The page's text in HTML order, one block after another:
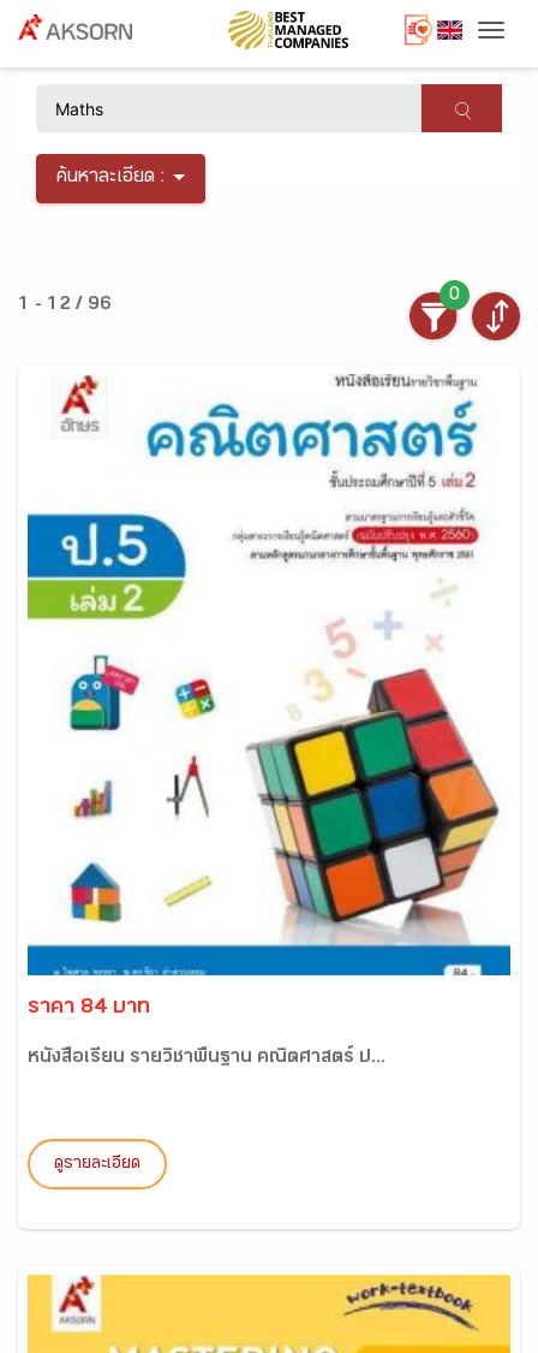
ค้นหาละเอียด :
1 - 12 / 96
0
ราคา 84 บาท
หนังสือเรียน รายวิชาพื้นฐาน คณิตศาสตร์ ป...
ดูรายละเอียด